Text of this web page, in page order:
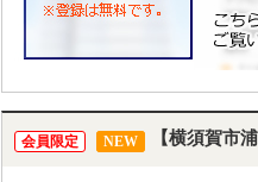
会員限定 NEW 【横須賀市